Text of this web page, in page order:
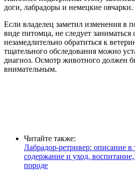
доги, лабрадоры и немецкие овчарки.
Если владелец заметил изменения в
виде питомца, не следует
незамедлительно обратиться к
тщательного обследования можно
диагноз. Осмотр животного должен
внимательным.
Читайте также:
Лабрадор-ретривер: описание в
содержание и уход,
породе